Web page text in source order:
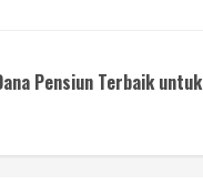
Pensiun Terbaik